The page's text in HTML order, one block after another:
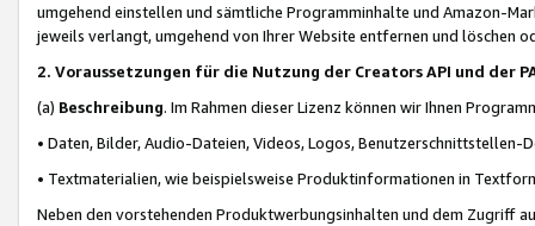
umgehend einstellen und sämtliche Programminhalte und Amazon-
jeweils verlangt, umgehend von Ihrer Website entfernen und löschen
2. Voraussetzungen für die Nutzung der Creators API und der
(a) Beschreibung. Im Rahmen dieser Lizenz können wir Ihnen
• Daten, Bilder, Audio-Dateien, Videos, Logos, Benutzerschnittstellen-
• Textmaterialien, wie beispielsweise Produktinformationen in
Neben den vorstehenden Produktwerbungsinhalten und dem Zugriff